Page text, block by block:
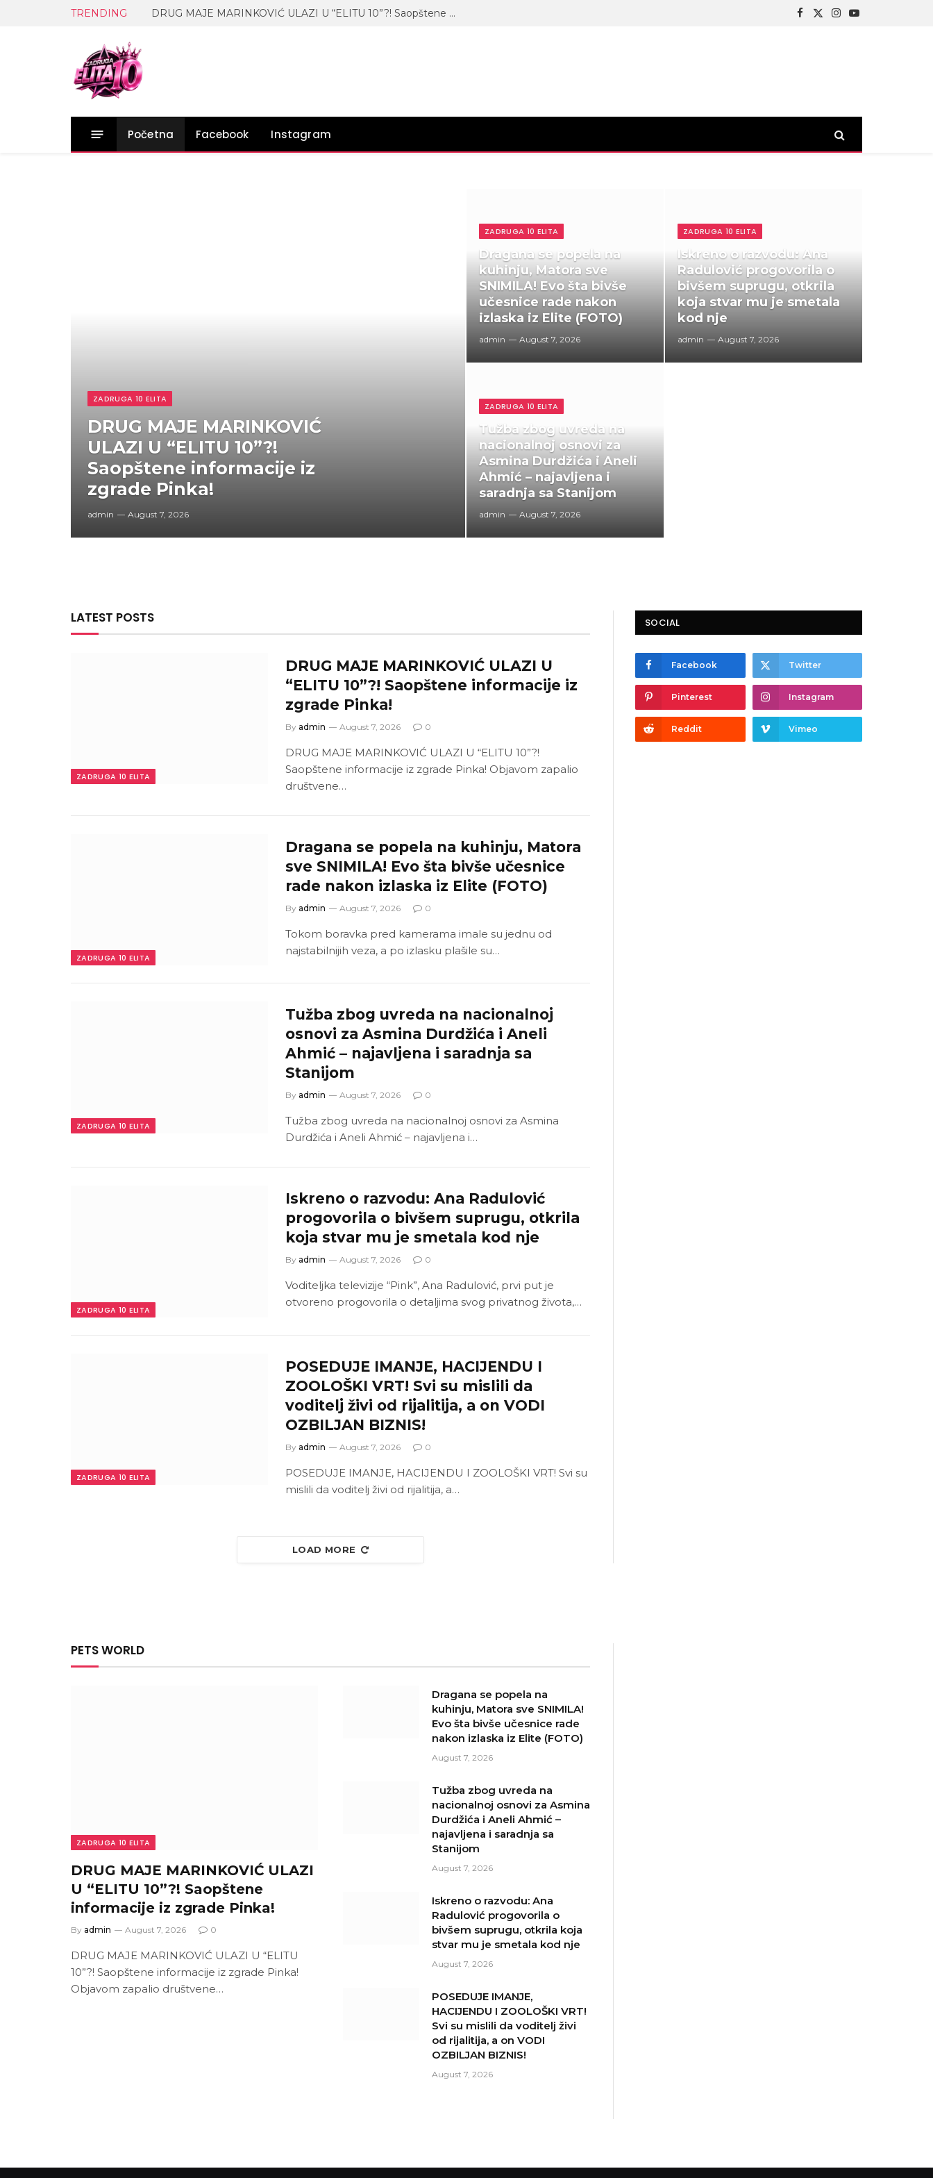
TRENDING DRUG MAJE MARINKOVIĆ ULAZI U “ELITU 10”?! Saopštene informacije iz zgrade Pinka! Facebook
X
Instagram
YouTube
Početna Facebook Instagram
ZADRUGA 10 ELITA
DRUG MAJE MARINKOVIĆ
ULAZI U “ELITU 10”?!
Saopštene informacije iz
zgrade Pinka!
admin August 7, 2026
ZADRUGA 10 ELITA
Dragana se popela na
kuhinju, Matora sve
SNIMILA! Evo šta bivše
učesnice rade nakon
izlaska iz Elite (FOTO)
admin August 7, 2026
ZADRUGA 10 ELITA
Tužba zbog uvreda na
nacionalnoj osnovi za
Asmina Durdžića i Aneli
Ahmić – najavljena i
saradnja sa Stanijom
admin August 7, 2026
ZADRUGA 10 ELITA
Iskreno o razvodu: Ana
Radulović progovorila o
bivšem suprugu, otkrila
koja stvar mu je smetala
kod nje
admin August 7, 2026
LATEST POSTS
ZADRUGA 10 ELITA
DRUG MAJE MARINKOVIĆ ULAZI U
“ELITU 10”?! Saopštene informacije iz
zgrade Pinka!
By admin August 7, 2026 0
DRUG MAJE MARINKOVIĆ ULAZI U “ELITU 10”?!
Saopštene informacije iz zgrade Pinka! Objavom zapalio
društvene…
ZADRUGA 10 ELITA
Dragana se popela na kuhinju, Matora
sve SNIMILA! Evo šta bivše učesnice
rade nakon izlaska iz Elite (FOTO)
By admin August 7, 2026 0
Tokom boravka pred kamerama imale su jednu od
najstabilnijih veza, a po izlasku plašile su…
ZADRUGA 10 ELITA
Tužba zbog uvreda na nacionalnoj
osnovi za Asmina Durdžića i Aneli
Ahmić – najavljena i saradnja sa
Stanijom
By admin August 7, 2026 0
Tužba zbog uvreda na nacionalnoj osnovi za Asmina
Durdžića i Aneli Ahmić – najavljena i…
ZADRUGA 10 ELITA
Iskreno o razvodu: Ana Radulović
progovorila o bivšem suprugu, otkrila
koja stvar mu je smetala kod nje
By admin August 7, 2026 0
Voditeljka televizije “Pink”, Ana Radulović, prvi put je
otvoreno progovorila o detaljima svog privatnog života,…
ZADRUGA 10 ELITA
POSEDUJE IMANJE, HACIJENDU I
ZOOLOŠKI VRT! Svi su mislili da
voditelj živi od rijalitija, a on VODI
OZBILJAN BIZNIS!
By admin August 7, 2026 0
POSEDUJE IMANJE, HACIJENDU I ZOOLOŠKI VRT! Svi su
mislili da voditelj živi od rijalitija, a…
LOAD MORE
SOCIAL
Facebook Twitter
Pinterest Instagram
Reddit Vimeo
PETS WORLD
ZADRUGA 10 ELITA
DRUG MAJE MARINKOVIĆ ULAZI
U “ELITU 10”?! Saopštene
informacije iz zgrade Pinka!
By admin August 7, 2026 0
DRUG MAJE MARINKOVIĆ ULAZI U “ELITU
10”?! Saopštene informacije iz zgrade Pinka!
Objavom zapalio društvene…
Dragana se popela na
kuhinju, Matora sve SNIMILA!
Evo šta bivše učesnice rade
nakon izlaska iz Elite (FOTO)
August 7, 2026
Tužba zbog uvreda na
nacionalnoj osnovi za Asmina
Durdžića i Aneli Ahmić –
najavljena i saradnja sa
Stanijom
August 7, 2026
Iskreno o razvodu: Ana
Radulović progovorila o
bivšem suprugu, otkrila koja
stvar mu je smetala kod nje
August 7, 2026
POSEDUJE IMANJE,
HACIJENDU I ZOOLOŠKI VRT!
Svi su mislili da voditelj živi
od rijalitija, a on VODI
OZBILJAN BIZNIS!
August 7, 2026